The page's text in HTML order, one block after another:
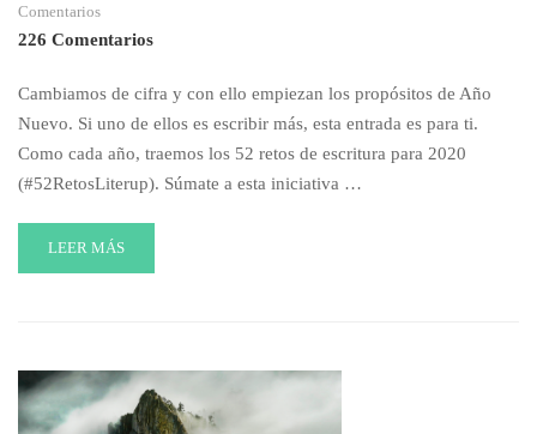
Comentarios
226 Comentarios
Cambiamos de cifra y con ello empiezan los propósitos de Año
Nuevo. Si uno de ellos es escribir más, esta entrada es para ti.
Como cada año, traemos los 52 retos de escritura para 2020
(#52RetosLiterup). Súmate a esta iniciativa …
READ
MORE
ESCRITURA
PARA
LEER MÁS